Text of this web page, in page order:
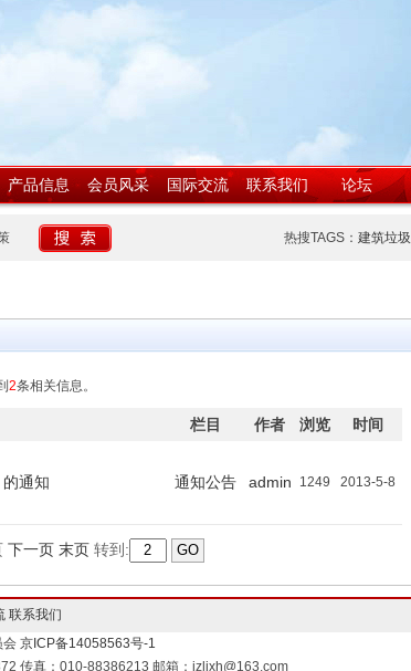
产品信息 会员风采 国际交流 联系我们 论坛
热搜TAGS： 建筑垃圾
2条相关信息。
栏目 作者 浏览 时间
通知 通知公告 admin 1249 2013-5-8
下一页 末页转到:
联系我们
会 京ICP备14058563号-1
传真：010-88386213 邮箱：jzljxh@163.com